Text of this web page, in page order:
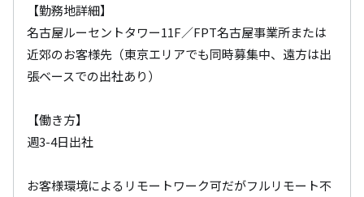
【勤務地詳細】
名古屋ルーセントタワー11F／FPT名古屋事業所または
近郊のお客様先（東京エリアでも同時募集中、遠方は出
張ベースでの出社あり）
【働き方】
週3-4日出社
お客様環境によるリモートワーク可だがフルリモート不